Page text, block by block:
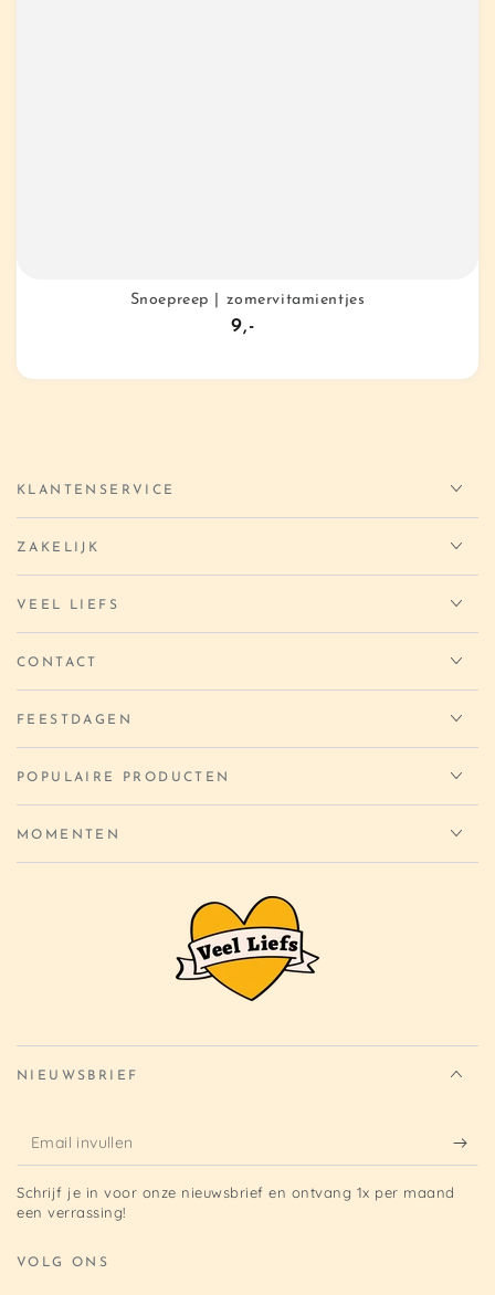
Snoepreep | zomervitamientjes
Normale
9,-
KLANTENSERVICE
ZAKELIJK
VEEL LIEFS
CONTACT
FEESTDAGEN
POPULAIRE PRODUCTEN
MOMENTEN
NIEUWSBRIEF
Email
invullen
Schrijf je in voor onze nieuwsbrief en ontvang 1x per maand
een verrassing!
VOLG ONS